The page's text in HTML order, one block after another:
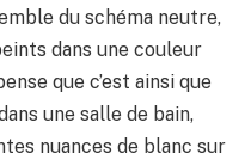
du schéma neutre,
dans une couleur
que c’est ainsi que
une salle de bain,
nuances de blanc sur